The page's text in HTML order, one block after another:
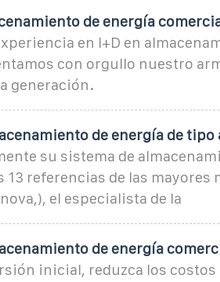
de energía
en I+D en
con orgullo nuestro
generación.
de energía de tipo
su sistema de
13 referencias de las mayores
el especialista de la
de energía
inicial, reduzca los